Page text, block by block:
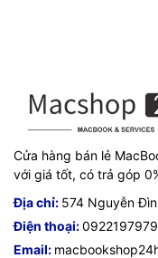
Cửa hàng bán lẻ
với giá tốt, có trả góp
Địa chỉ: 574 Nguyễn
Điện thoại:0922197979
Email: